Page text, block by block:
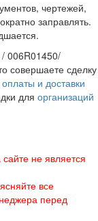
чертежей,
заправлять.
006R01450/
совершаете сделку
и доставки
для организаций
не является
все
перед